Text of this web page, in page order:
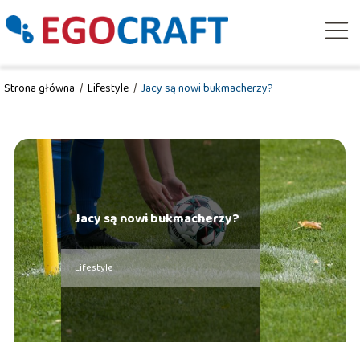
Strona główna / Lifestyle / Jacy są nowi bukmacherzy?
Jacy są nowi bukmacherzy?
Lifestyle